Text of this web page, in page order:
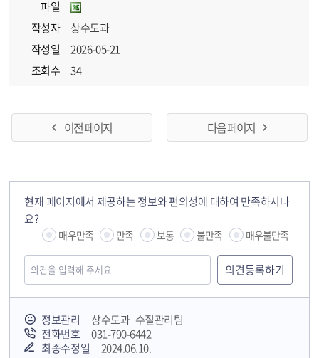
파일
작성자
상수도과
작성일
2026-05-21
조회수
34
이전 페이지 다음 페이지
현재 페이지에서 제공하는 정보와 편의성에 대하여 만족하시나
요?
매우만족 만족 보통 불만족 매우불만족
정보관리
상수도과 수질관리팀
전화번호
031-790-6442
최종수정일
2024.06.10.
국민안전교육플랫폼